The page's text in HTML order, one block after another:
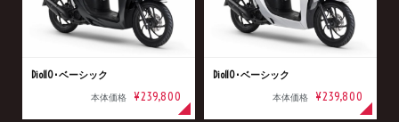
Dio110･ベーシック
本体価格 ¥239,800
Dio110･ベーシック
本体価格 ¥239,800